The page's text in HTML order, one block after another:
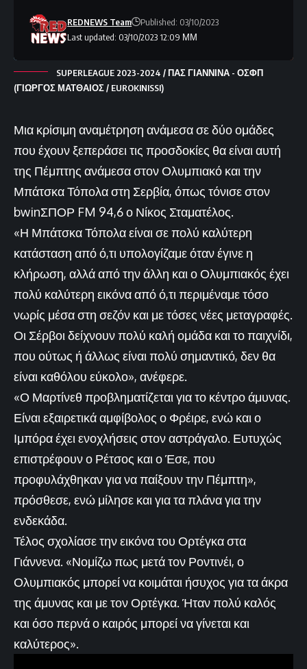
Last updated: 03/10/2023 12:09 ΜΜ
REDNEWS Team Published: 03/10/2023
SUPERLEAGUE 2023-2024 / ΠΑΣ ΓΙΑΝΝΙΝΑ - ΟΣΦΠ
(ΓΙΩΡΓΟΣ ΜΑΤΘΑΙΟΣ / EUROKINISSI)
Μια κρίσιμη αναμέτρηση ανάμεσα σε δύο ομάδες
που έχουν ξεπεράσει τις προσδοκίες θα είναι αυτή
της Πέμπτης ανάμεσα στον Ολυμπιακό και την
Μπάτσκα Τόπολα στη Σερβία, όπως τόνισε στον
bwinΣΠΟΡ FM 94,6 ο Νίκος Σταματέλος.
«Η Μπάτσκα Τόπολα είναι σε πολύ καλύτερη
κατάσταση από ό,τι υπολογίζαμε όταν έγινε η
κλήρωση, αλλά από την άλλη και ο Ολυμπιακός έχει
πολύ καλύτερη εικόνα από ό,τι περιμέναμε τόσο
νωρίς μέσα στη σεζόν και με τόσες νέες μεταγραφές.
Οι Σέρβοι δείχνουν πολύ καλή ομάδα και το παιχνίδι,
που ούτως ή άλλως είναι πολύ σημαντικό, δεν θα
είναι καθόλου εύκολο», ανέφερε.
«Ο Μαρτίνεθ προβληματίζεται για το κέντρο άμυνας.
Είναι εξαιρετικά αμφίβολος ο Φρέιρε, ενώ και ο
Ιμπόρα έχει ενοχλήσεις στον αστράγαλο. Ευτυχώς
επιστρέφουν ο Ρέτσος και ο Έσε, που
προφυλάχθηκαν για να παίξουν την Πέμπτη»,
πρόσθεσε, ενώ μίλησε και για τα πλάνα για την
ενδεκάδα.
Τέλος σχολίασε την εικόνα του Ορτέγκα στα
Γιάννενα. «Νομίζω πως μετά τον Ροντινέι, ο
Ολυμπιακός μπορεί να κοιμάται ήσυχος για τα άκρα
της άμυνας και με τον Ορτέγκα. Ήταν πολύ καλός
και όσο περνά ο καιρός μπορεί να γίνεται και
καλύτερος».